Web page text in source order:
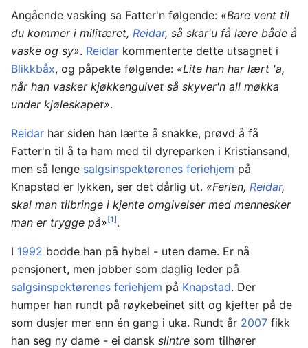
Angående vasking sa Fatter'n følgende: «Bare vent til
du kommer i militæret, Reidar, så skar'u få lære både å
vaske og sy». Reidar kommenterte dette utsagnet i
Blikkbåx, og påpekte følgende: «Lite han har lært 'a,
når han vasker kjøkkengulvet så skyver'n all møkka
under kjøleskapet».
Reidar har siden han lærte å snakke, prøvd å få
Fatter'n til å ta ham med til dyreparken i Kristiansand,
men så lenge salgsinspektørenes feriehjem på
Knapstad er lykken, ser det dårlig ut. «Ferien, Reidar,
skal man tilbringe i kjente omgivelser med mennesker
man er trygge på»[1].
I 1992 bodde han på hybel - uten dame. Er nå
pensjonert, men jobber som daglig leder på
salgsinspektørenes feriehjem på Knapstad. Der
humper han rundt på røykebeinet sitt og kjefter på de
som dusjer mer enn én gang i uka. Rundt år 2007 fikk
han seg ny dame - ei dansk slintre som tilhører